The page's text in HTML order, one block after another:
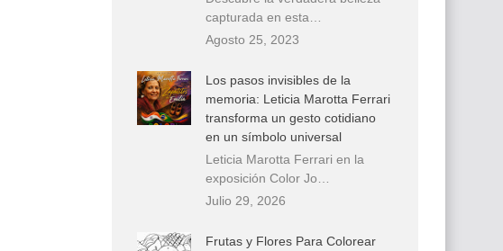
capturada en esta…
Agosto 25, 2023
Los pasos invisibles de la
memoria: Leticia Marotta Ferrari
transforma un gesto cotidiano
en un símbolo universal
Leticia Marotta Ferrari en la
exposición Color Jo…
Julio 29, 2026
Frutas y Flores Para Colorear